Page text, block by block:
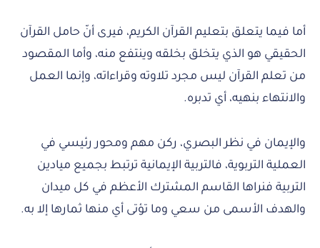
أما فيما يتعلق بتعليم القرآن الكريم، فيرى أنّ حامل القرآن
الحقيقي هو الذي يتخلق بخلقه وينتفع منه، وأما المقصود
من تعلم القرآن ليس مجرد تلاوته وقراءاته، وإنما العمل
والانتهاء بنهيه، أي تدبره.
والإيمان في نظر البصري، ركن مهم ومحور رئيسي في
العملية التربوية، فالتربية الإيمانية ترتبط بجميع ميادين
التربية فنراها القاسم المشترك الأعظم في كل ميدان
والهدف الأسمى من سعي وما تؤتى أي منها ثمارها إلا به.